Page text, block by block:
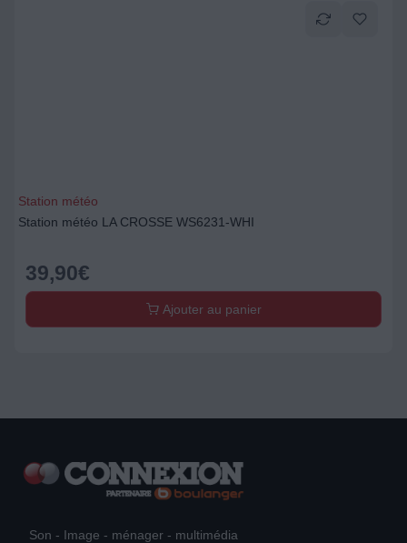
Station météo
Station météo LA CROSSE WS6231-WHI
39,90€
Ajouter au panier
Son - Image - ménager - multimédia